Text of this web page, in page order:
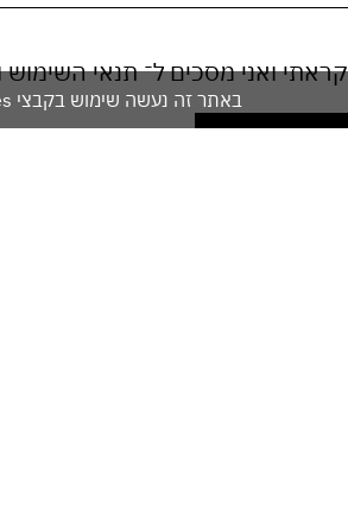
באתר זה נעשה שימוש בקבצי cookies. המשך גלישתך באתר מהווה הסכמה לשימוש זה. למידע נוסף עיין ב
קראתי ואני מסכים ל־תנאי השימושו־